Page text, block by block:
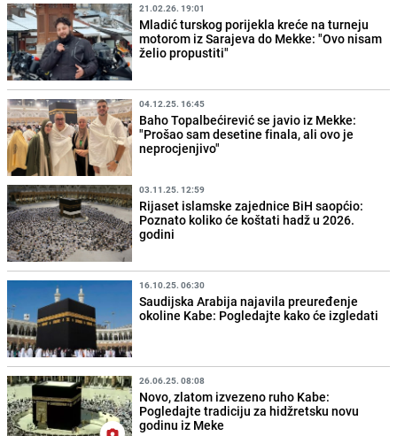
21.02.26. 19:01
Mladić turskog porijekla kreće na turneju
motorom iz Sarajeva do Mekke: "Ovo nisam
želio propustiti"
04.12.25. 16:45
Baho Topalbećirević se javio iz Mekke:
"Prošao sam desetine finala, ali ovo je
neprocjenjivo"
03.11.25. 12:59
Rijaset islamske zajednice BiH saopćio:
Poznato koliko će koštati hadž u 2026.
godini
16.10.25. 06:30
Saudijska Arabija najavila preuređenje
okoline Kabe: Pogledajte kako će izgledati
26.06.25. 08:08
Novo, zlatom izvezeno ruho Kabe:
Pogledajte tradiciju za hidžretsku novu
godinu iz Meke